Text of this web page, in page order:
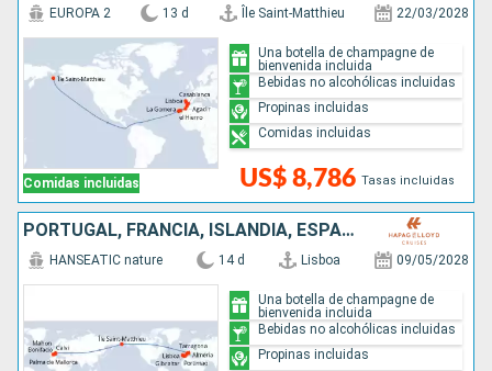
Comidas incluidas
EUROPA 2 13 d Île Saint-Matthieu 22/03/2028
US$ 8,786 Tasas incluidas
Una botella de champagne de
bienvenida incluida
Bebidas no alcohólicas incluidas
Propinas incluidas
Comidas incluidas
PORTUGAL, FRANCIA, ISLANDIA, ESPAÑA
HANSEATIC nature 14 d Lisboa 09/05/2028
Una botella de champagne de
bienvenida incluida
Bebidas no alcohólicas incluidas
Propinas incluidas